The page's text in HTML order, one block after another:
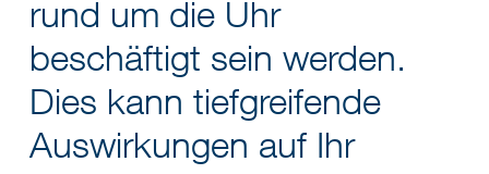
rund um die Uhr
beschäftigt sein werden.
Dies kann tiefgreifende
Auswirkungen auf Ihr